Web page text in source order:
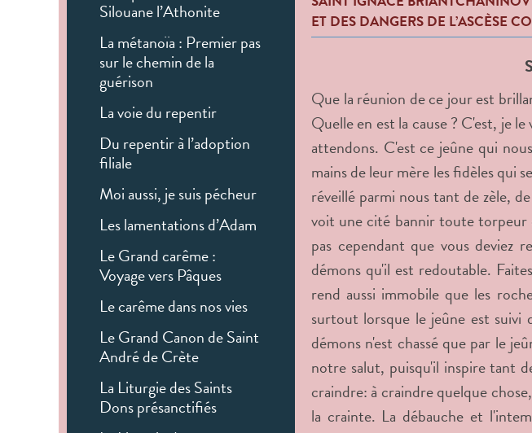
Silouane l’Athonite
La métanoïa : Premier pas
sur le chemin de la
guérison
La voie du repentir
Du repentir à l’adoption
filiale
Moi aussi, je suis pécheur
Les lamentations d’Adam
Le Grand carême :
Voyage vers Pâques
Le carême dans nos vies
Le Grand Canon de Saint
André de Crète
La Liturgie des Saints
Dons présanctifiés
ET DES DANGERS DE L’ASCÈSE
Que la réunion de ce jour est
Quelle en est la cause ? C'est, je
attendons. C'est ce jeûne qui
mains de leur mère les fidèles qui
réveillé parmi nous tant de zèle,
voit une cité bannir toute torpeur
pas cependant que vous deviez
démons qu'il est redoutable.
rend aussi immobile que les
surtout lorsque le jeûne est suivi
démons n'est chassé que par le
notre salut, puisqu'il inspire tant
craindre: à craindre quelque
la crainte. La débauche et